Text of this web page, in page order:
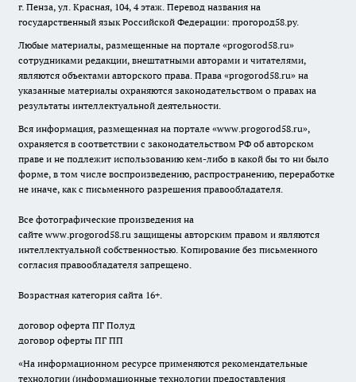
г. Пенза, ул. Красная, 104, 4 этаж. Перевод названия на
государственный язык Российской Федерации: прогород58.ру.
Любые материалы, размещенные на портале «progorod58.ru»
сотрудниками редакции, внештатными авторами и читателями,
являются объектами авторского права. Права «progorod58.ru» на
указанные материалы охраняются законодательством о правах на
результаты интеллектуальной деятельности.
Вся информация, размещенная на портале «www.progorod58.ru»,
охраняется в соответствии с законодательством РФ об авторском
праве и не подлежит использованию кем-либо в какой бы то ни было
форме, в том числе воспроизведению, распространению, переработке
не иначе, как с письменного разрешения правообладателя.
Все фотографические произведения на
сайте www.progorod58.ru защищены авторским правом и являются
интеллектуальной собственностью. Копирование без письменного
согласия правообладателя запрещено.
Возрастная категория сайта 16+.
договор оферта ПГ Полуд
договор оферты ПГ ПП
«На информационном ресурсе применяются рекомендательные
технологии (информационные технологии предоставления